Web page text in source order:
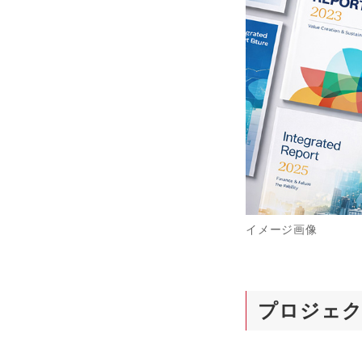
k
イメージ画像
プロジェ